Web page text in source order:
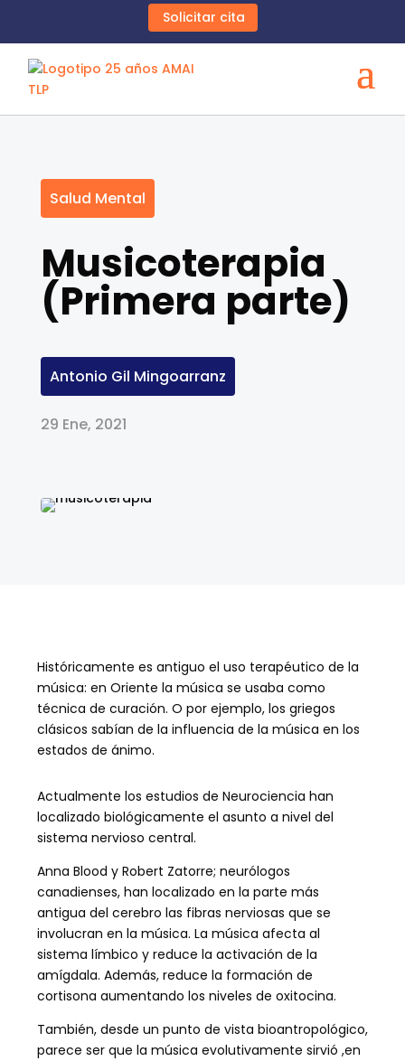
Solicitar cita
Salud Mental
Musicoterapia
(Primera parte)
Antonio Gil Mingoarranz
29 Ene, 2021
Históricamente es antiguo el uso terapéutico de la
música: en Oriente la música se usaba como
técnica de curación. O por ejemplo, los griegos
clásicos sabían de la influencia de la música en los
estados de ánimo.
Actualmente los estudios de Neurociencia han
localizado biológicamente el asunto a nivel del
sistema nervioso central.
Anna Blood y Robert Zatorre; neurólogos
canadienses, han localizado en la parte más
antigua del cerebro las fibras nerviosas que se
involucran en la música. La música afecta al
sistema límbico y reduce la activación de la
amígdala. Además, reduce la formación de
cortisona aumentando los niveles de oxitocina.
También, desde un punto de vista bioantropológico,
parece ser que la música evolutivamente sirvió ,en